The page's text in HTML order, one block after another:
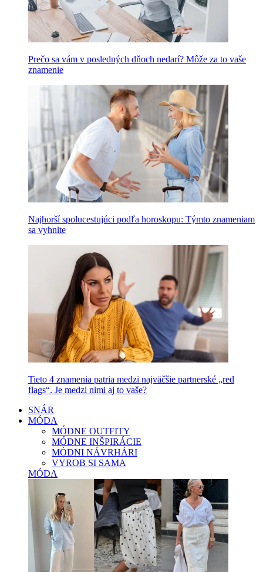
Prečo sa vám v posledných dňoch nedarí? Môže za to vaše
znamenie
Najhorší spolucestujúci podľa horoskopu: Týmto znameniam
sa vyhnite
Tieto 4 znamenia patria medzi najväčšie partnerské „red
flags“. Je medzi nimi aj to vaše?
SNÁR
MÓDA
MÓDNE OUTFITY
MÓDNE INŠPIRÁCIE
MÓDNI NÁVRHÁRI
VYROB SI SAMA
MÓDA